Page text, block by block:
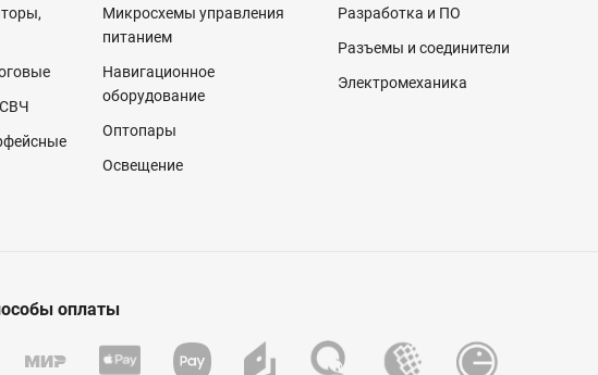
Микросхемы управления
питанием
Навигационное
оборудование
Оптопары
Освещение
Разработка и ПО
Разъемы и соединители
Электромеханика
оплаты